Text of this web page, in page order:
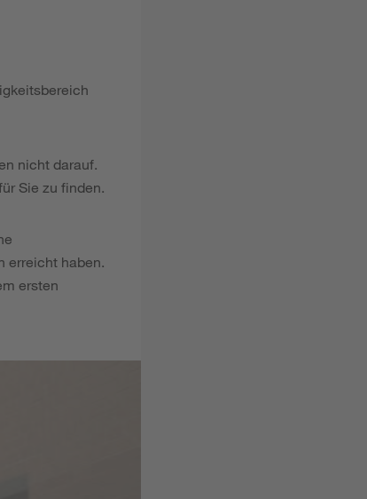
nicht darauf.
Sie zu finden.
erreicht haben.
ersten